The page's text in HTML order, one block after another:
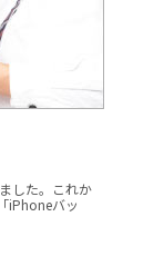
した。これか
iPhoneバッ